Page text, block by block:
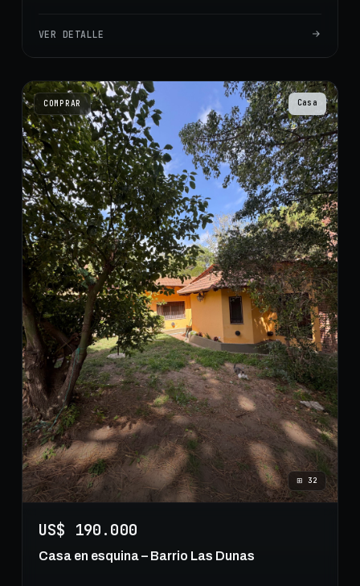
VER DETALLE
COMPRAR Casa
⊞32
US$ 190.000
Casa en esquina – Barrio Las Dunas